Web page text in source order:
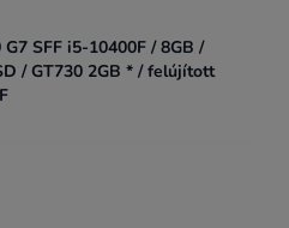
SFF i5-10400F / 8GB /
/ GT730 2GB * / felújított